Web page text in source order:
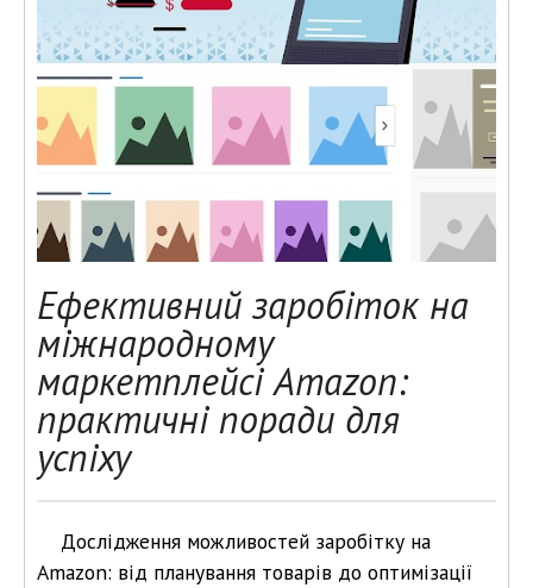
Ефективний заробіток на
міжнародному
маркетплейсі Amazon:
практичні поради для
успіху
Дослідження можливостей заробітку на
Amazon: від планування товарів до оптимізації